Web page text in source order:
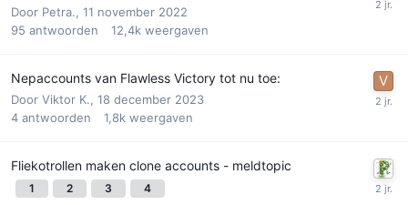
Door Petra., 11 november 2022
95 antwoorden 12,4k weergaven
Nepaccounts van Flawless Victory tot nu toe:
Door Viktor K., 18 december 2023
4 antwoorden 1,8k weergaven
Fliekotrollen maken clone accounts - meldtopic
1 2 3 4